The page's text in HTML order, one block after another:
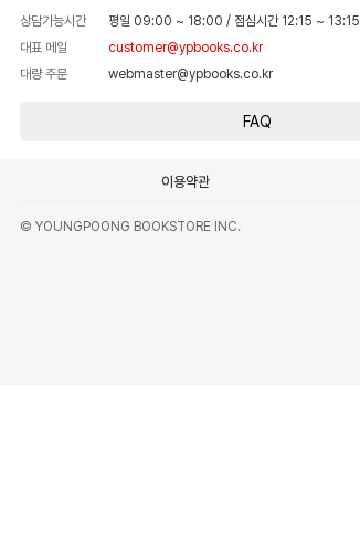
상담가능시간 평일 09:00 ~ 18:00 / 점심시간 12:15 ~ 13:15
대표 메일
customer@ypbooks.co.kr
대량 주문
webmaster@ypbooks.co.kr
FAQ
이용약관
© YOUNGPOONG BOOKSTORE INC.